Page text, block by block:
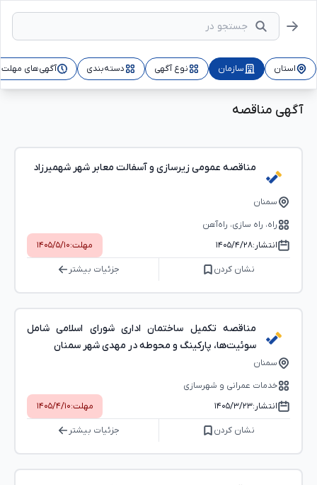
استان سازمان نوع آگهی دسته‌بندی آگهی‌های
آگهی مناقصه
مناقصه عمومی زیرسازی و آسفالت معابر شهر شهمیرزاد
سمنان
راه، راه‌ سازی، راه‌آهن
انتشار:۱۴۰۵/۴/۲۸ مهلت:۱۴۰۵/۵/۱۰
نشان کردن جزئیات بیشتر
مناقصه تکمیل ساختمان اداری شورای اسلامی شامل
سوئیت‌ها، پارکینگ و محوطه در مهدی شهر سمنان
سمنان
خدمات عمرانی و شهرسازی
انتشار:۱۴۰۵/۳/۲۳ مهلت:۱۴۰۵/۴/۱۰
نشان کردن جزئیات بیشتر